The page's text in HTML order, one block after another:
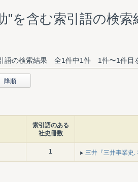
"を含む索引語の検索
語の検索結果 全1件中1件 1件〜1件目
降順
索引語のある
社史冊数
1 三井『三井事業史.